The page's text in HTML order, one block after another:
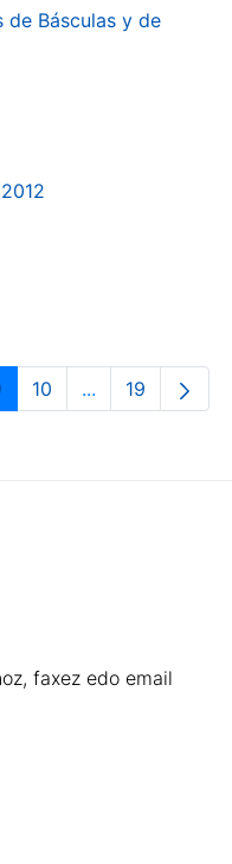
Básculas y de
Pages Use TAB to
Orrialdea
10 ...Intermediate
Orrialdea
19
faxez edo email